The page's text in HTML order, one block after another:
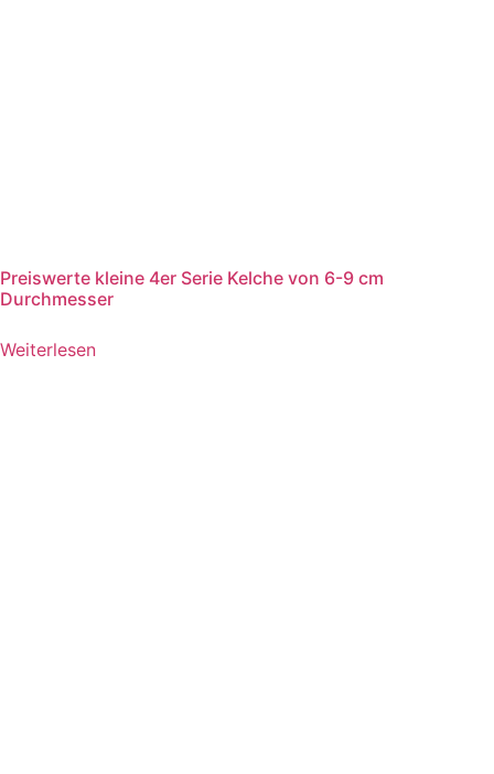
Preiswerte kleine 4er Serie Kelche von 6-9 cm
Durchmesser
Weiterlesen